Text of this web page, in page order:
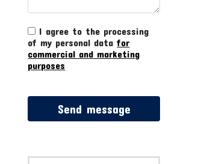
I agree to the processing
of my personal datafor
commercial and marketing
purposes
Send message